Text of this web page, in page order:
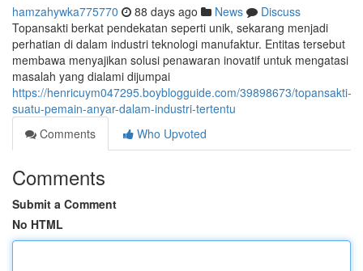
hamzahywka775770 88 days ago News
Discuss
Topansakti berkat pendekatan seperti unik, sekarang menjadi
perhatian di dalam industri teknologi manufaktur. Entitas tersebut
membawa menyajikan solusi penawaran inovatif untuk mengatasi
masalah yang dialami dijumpai
https://henricuym047295.boyblogguide.com/39898673/topansakti-
suatu-pemain-anyar-dalam-industri-tertentu
Comments
Who Upvoted
Comments
Submit a Comment
No HTML